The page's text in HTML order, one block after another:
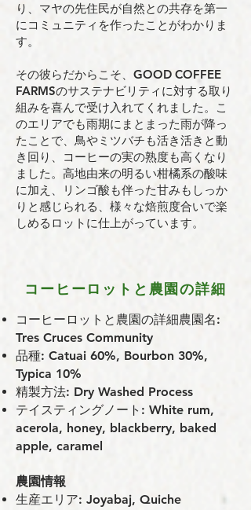
り、マヤの先住民が自然との共存を第一
にコミュニティを作ったことがわかりま
す。
その彼らだからこそ、GOOD COFFEE
FARMSのサステナビリティに対する取り
組みを喜んで受け入れてくれました。こ
のエリアでも雨期にまとまった雨が降っ
たことで、鳥やミツバチも活き活きと動
き回り、コーヒーの実の熟度も高くなり
ました。高地由来の明るい柑橘系の酸味
に加え、リンゴ酸も伴った甘みもしっか
りと感じられる、様々な焙煎度合いで楽
しめるロットに仕上がっています。
コーヒーロットと農園の詳細
コーヒーロットと農園の詳細農園名:
Tres Cruces Community
品種: Catuai 60%, Bourbon 30%,
Typica 10%
精製方法: Dry Washed Process
テイスティングノート: White rum,
acerola, honey, blackberry, baked
apple, caramel
農園情報
⽣産エリア: Joyabaj, Quiche